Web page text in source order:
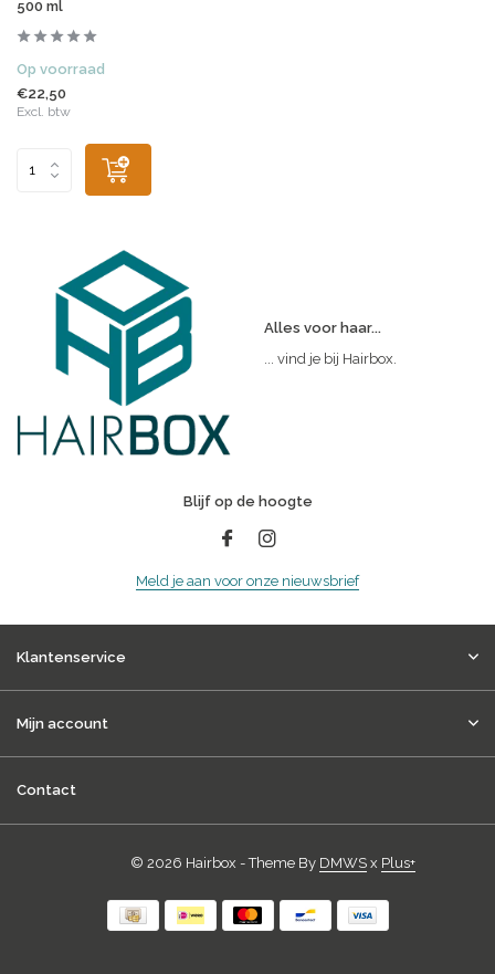
500 ml
Op voorraad
€22,50
Excl. btw
Alles voor haar...
... vind je bij Hairbox.
Blijf op de hoogte
Meld je aan voor onze nieuwsbrief
Klantenservice
Mijn account
Contact
© 2026 Hairbox - Theme By DMWSx Plus+